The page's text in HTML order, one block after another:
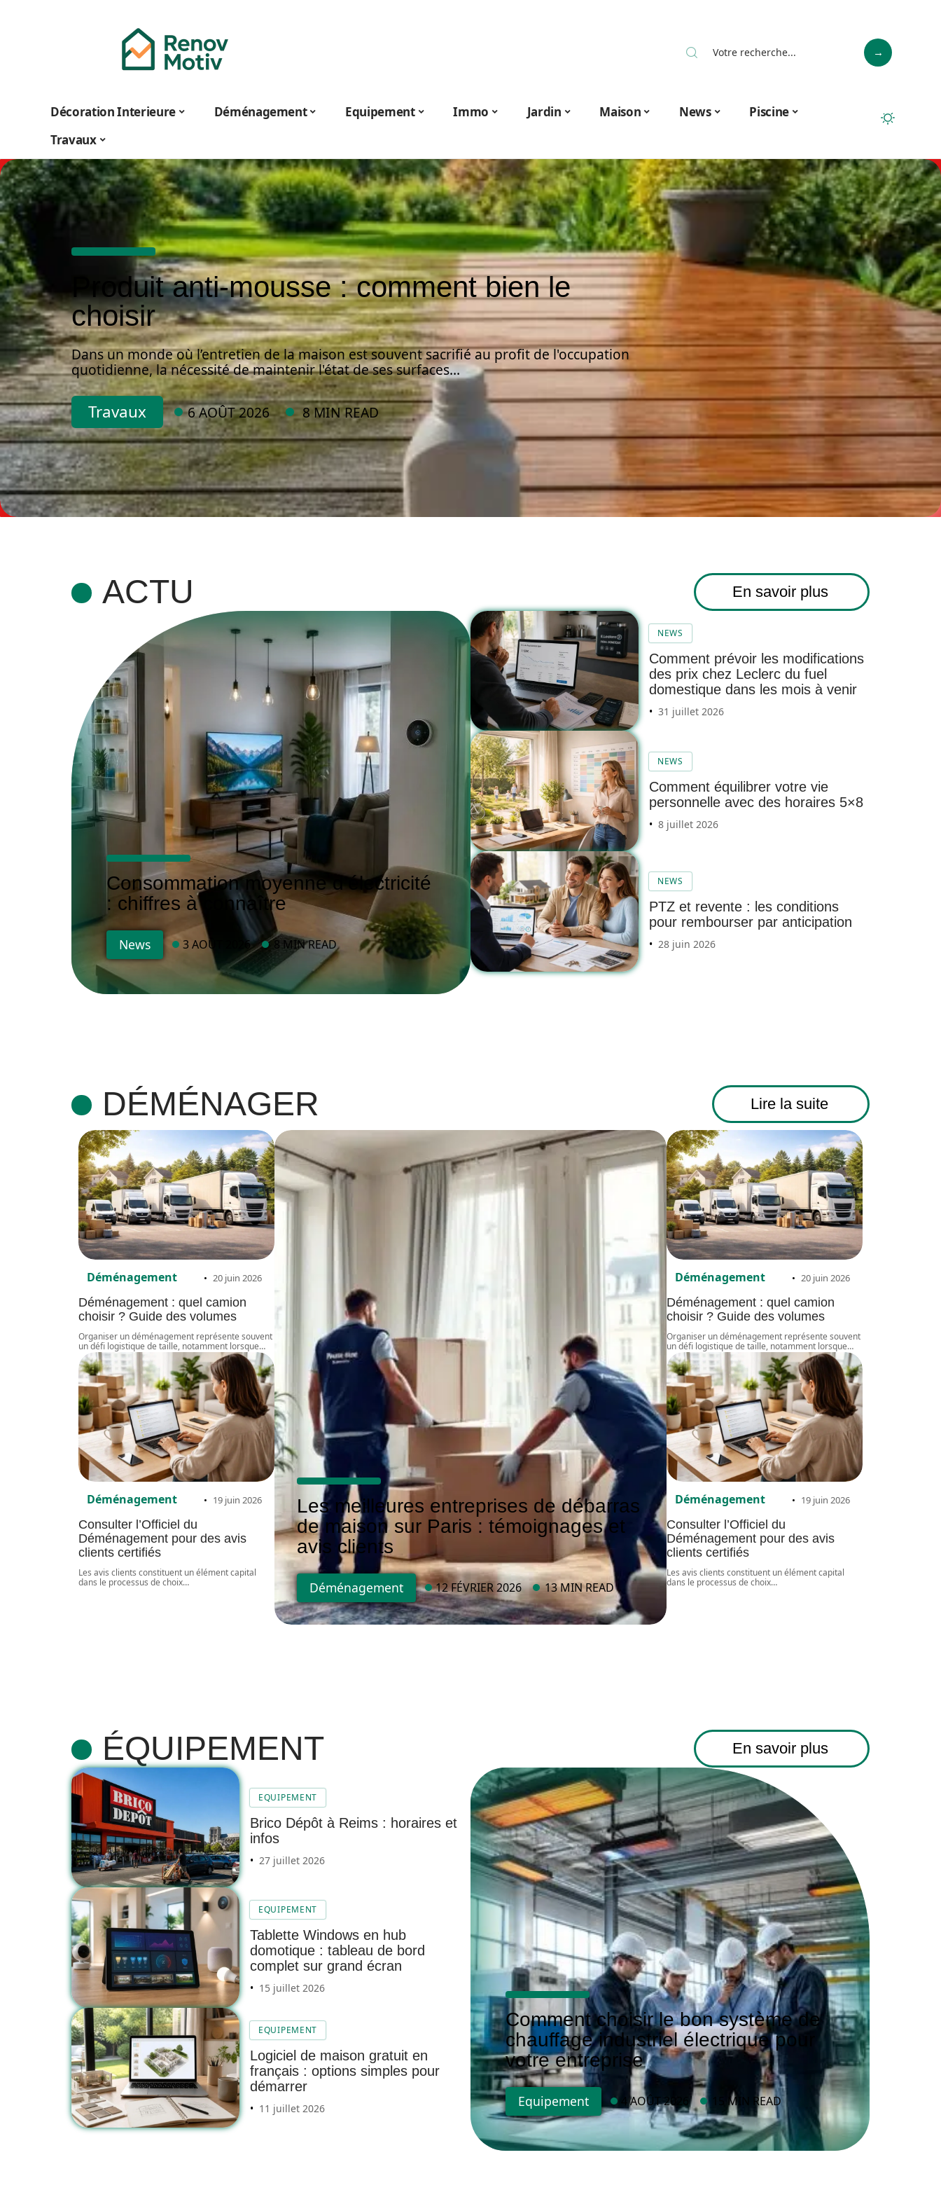
Décoration Interieure Déménagement Equipement Immo Jardin Maison News
Piscine
Travaux
Produit anti-mousse : comment bien le
choisir
Dans un monde où l’entretien de la maison est souvent sacrifié au profit de l'occupation
quotidienne, la nécessité de maintenir l'état de ses surfaces…
Travaux 6 AOÛT 2026 8 MIN READ
ACTU En savoir plus
Consommation moyenne d’électricité
: chiffres à connaître
News 3 AOÛT 2026 8 MIN READ
NEWS
Comment prévoir les modifications
des prix chez Leclerc du fuel
domestique dans les mois à venir
31 juillet 2026
NEWS
Comment équilibrer votre vie
personnelle avec des horaires 5×8
8 juillet 2026
NEWS
PTZ et revente : les conditions
pour rembourser par anticipation
28 juin 2026
DÉMÉNAGER Lire la suite
Déménagement 20 juin 2026
Déménagement : quel camion
choisir ? Guide des volumes
Organiser un déménagement représente souvent
un défi logistique de taille, notamment lorsque…
Déménagement 19 juin 2026
Consulter l’Officiel du
Déménagement pour des avis
clients certifiés
Les avis clients constituent un élément capital
dans le processus de choix…
Les meilleures entreprises de débarras
de maison sur Paris : témoignages et
avis clients
Déménagement 12 FÉVRIER 2026 13 MIN READ
Déménagement 20 juin 2026
Déménagement : quel camion
choisir ? Guide des volumes
Organiser un déménagement représente souvent
un défi logistique de taille, notamment lorsque…
Déménagement 19 juin 2026
Consulter l’Officiel du
Déménagement pour des avis
clients certifiés
Les avis clients constituent un élément capital
dans le processus de choix…
ÉQUIPEMENT En savoir plus
EQUIPEMENT
Brico Dépôt à Reims : horaires et
infos
27 juillet 2026
EQUIPEMENT
Tablette Windows en hub
domotique : tableau de bord
complet sur grand écran
15 juillet 2026
EQUIPEMENT
Logiciel de maison gratuit en
français : options simples pour
démarrer
11 juillet 2026
Comment choisir le bon système de
chauffage industriel électrique pour
votre entreprise
Equipement 4 AOÛT 2026 15 MIN READ